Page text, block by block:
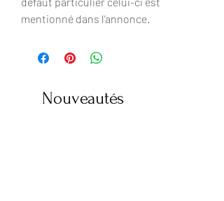
mentionné dans l’annonce.
Nouveautés